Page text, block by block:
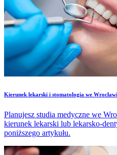
​Kierunek lekarski i stomatologia we
Planujesz studia medyczne we
kierunek lekarski lub lekarsko-
poniższego artykułu.